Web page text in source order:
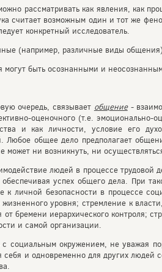
рассматривать как явления, как
считает возможным один и тот же
конкретный исследователь.
(например, различные виды
могут быть осознанными и
очередь, связывает общение-
оценочного (т.е. эмоционально-
и как личности, условие его
общее дело предполагает
может ни возникнуть, ни
людей в процессе трудовой
успех общего дела. При
личной безопасности в процессе
уровня; стремление к
бремени иерархического контроля;
и самой организации.
социальным окружением, не уважая
и одновременно для других людей